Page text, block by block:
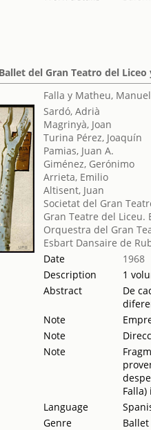
del Gran Teatro del Liceo
Falla y Matheu,
Sardó, Adrià
Magrinyà, Joan
Turina Pérez, Joaquín
Pamias, Juan A.
Giménez, Gerónimo
Arrieta, Emilio
Altisent, Juan
Societat del Gran
Gran Teatre del Liceu.
Orquestra del Gran
Esbart Dansaire de
Date
1968
Description
1
Abstract
De
Note
Note
Note
Language
Genre
Ballet